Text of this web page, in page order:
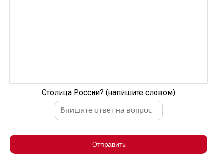
Столица России? (напишите словом)
Отправить